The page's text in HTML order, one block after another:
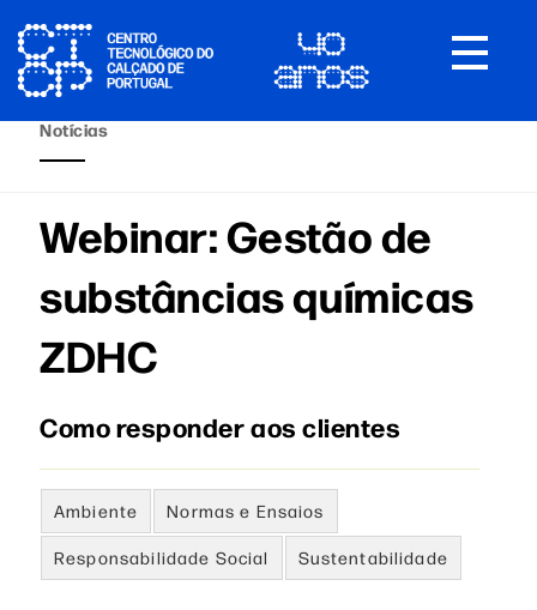
Toggle
Notícias
Webinar: Gestão de
substâncias químicas
ZDHC
Como responder aos clientes
Ambiente Normas e Ensaios
Responsabilidade Social Sustentabilidade